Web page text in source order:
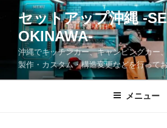
へ
セットアップ沖縄 -
OKINAWA-
沖縄でキッチンカー、キャンピングカー
製作・カスタム・構造変更などを行ってお
メニュー